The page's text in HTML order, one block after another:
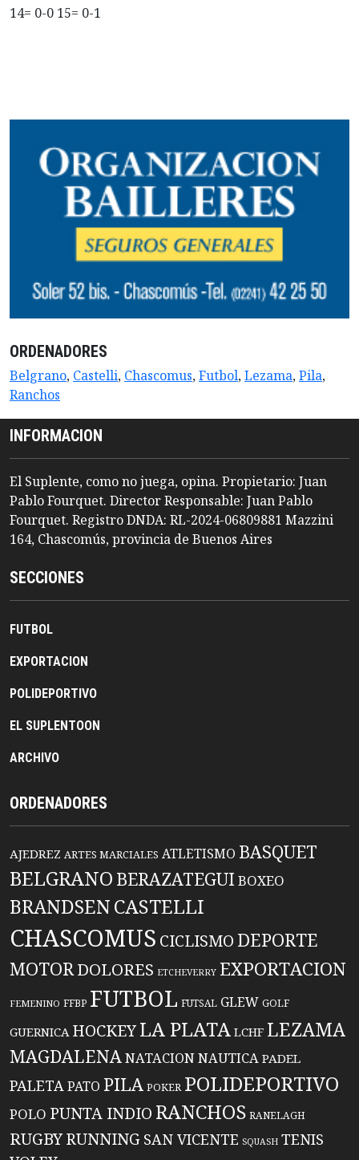
14= 0-0 15= 0-1
ORDENADORES
Belgrano, Castelli, Chascomus,Futbol,Lezama,Pila,
Ranchos
INFORMACION
El Suplente, como no juega, opina. Propietario: Juan
Pablo Fourquet. Director Responsable: Juan Pablo
Fourquet. Registro DNDA: RL-2024-06809881 Mazzini
164, Chascomús, provincia de Buenos Aires
SECCIONES
FUTBOL
EXPORTACION
POLIDEPORTIVO
EL SUPLENTOON
ARCHIVO
ORDENADORES
AJEDREZ ARTES MARCIALES ATLETISMO BASQUET
BELGRANO BERAZATEGUIBOXEO
BRANDSENCASTELLI
CHASCOMUS CICLISMO DEPORTE
MOTORDOLORES ETCHEVERRY EXPORTACION
FEMENINO FFBP FUTBOL FUTSAL GLEW GOLF
GUERNICA HOCKEYLA PLATA LCHF LEZAMA
MAGDALENANATACIONNAUTICA PADEL
PALETAPATO PILA POKER POLIDEPORTIVO
POLO PUNTA INDIO RANCHOS RANELAGH
RUGBYRUNNING SAN VICENTE SQUASH TENIS